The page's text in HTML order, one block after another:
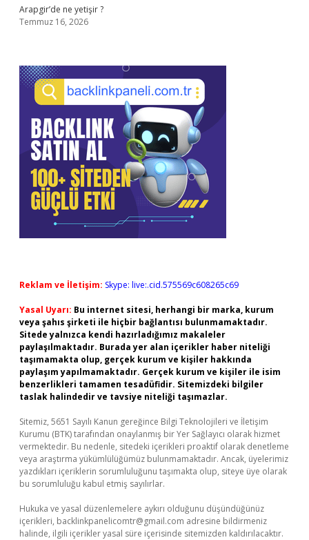
Arapgir’de ne yetişir ?
Temmuz 16, 2026
Reklam ve İletişim: Skype: live:.cid.575569c608265c69
Yasal Uyarı: Bu internet sitesi, herhangi bir marka, kurum
veya şahıs şirketi ile hiçbir bağlantısı bulunmamaktadır.
Sitede yalnızca kendi hazırladığımız makaleler
paylaşılmaktadır. Burada yer alan içerikler haber niteliği
taşımamakta olup, gerçek kurum ve kişiler hakkında
paylaşım yapılmamaktadır. Gerçek kurum ve kişiler ile isim
benzerlikleri tamamen tesadüfidir. Sitemizdeki bilgiler
taslak halindedir ve tavsiye niteliği taşımazlar.
Sitemiz, 5651 Sayılı Kanun gereğince Bilgi Teknolojileri ve İletişim
Kurumu (BTK) tarafından onaylanmış bir Yer Sağlayıcı olarak hizmet
vermektedir. Bu nedenle, sitedeki içerikleri proaktif olarak denetleme
veya araştırma yükümlülüğümüz bulunmamaktadır. Ancak, üyelerimiz
yazdıkları içeriklerin sorumluluğunu taşımakta olup, siteye üye olarak
bu sorumluluğu kabul etmiş sayılırlar.
Hukuka ve yasal düzenlemelere aykırı olduğunu düşündüğünüz
içerikleri, backlinkpanelicomtr@gmail.com adresine bildirmeniz
halinde, ilgili içerikler yasal süre içerisinde sitemizden kaldırılacaktır.